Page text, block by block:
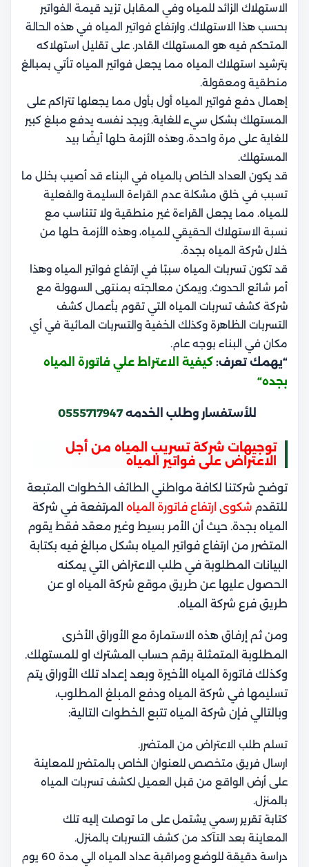
الاستهلاك الزائد للمياه وفي المقابل تزيد قيمة الفواتير
بحسب هذا الاستهلاك. وارتفاع فواتير المياه في هذه الحالة
المتحكم فيه هو المستهلك القادر. على تقليل استهلاكه
بترشيد استهلاك المياه مما يجعل فواتير المياه تأتي بمبالغ
منطقية ومعقولة.
إهمال دفع فواتير المياه أول بأول مما يجعلها تتراكم على
المستهلك بشكل سيء للغاية. ويجد نفسه يدفع مبلغ كبير
للغاية على مرة واحدة، وهذه الأزمة حلها أيضًا بيد
المستهلك.
قد يكون العداد الخاص بالمياه في البناء قد أصيب بخلل ما
تسبب في خلق مشكلة عدم القراءة السليمة والفعلية
للمياه. مما يجعل القراءة غير منطقية ولا تتناسب مع
نسبة الاستهلاك الحقيقي للمياه، وهذه الأزمة حلها من
خلال شركة المياه بجدة.
قد تكون تسربات المياه سببًا في ارتفاع فواتير المياه وهذا
أمر شائع الحدوث. ويمكن معالجته بمنتهى السهولة مع
شركة كشف تسربات المياه التي تقوم بأعمال كشف
التسربات الظاهرة وكذلك الخفية والتسربات المائية في أي
مكان في البناء بوجه عام.
“يهمك تعرف: كيفية الاعتراط علي فاتورة المياه
بجده“
للأستفسار وطلب الخدمه 0555717947
توجيهات شركة تسريب المياه من أجل
الاعتراض على فواتير المياه
توضح شركتنا لكافة مواطني الطائف الخطوات المتبعة
للتقدم شكوى ارتفاع فاتورة المياه المرتفعة في شركة
المياه بجدة. حيث أن الأمر بسيط وغير معقد فقط يقوم
المتضرر من ارتفاع فواتير المياه بشكل مبالغ فيه بكتابة
البيانات المطلوبة في طلب الاعتراض التي يمكنه
الحصول عليها عن طريق موقع شركة المياه او عن
طريق فرع شركة المياه.
ومن ثم إرفاق هذه الاستمارة مع الأوراق الأخرى
المطلوبة المتمثلة برقم حساب المشترك او للمستهلك.
وكذلك فاتورة المياه الأخيرة وبعد إعداد تلك الأوراق يتم
تسليمها في شركة المياه ودفع المبلغ المطلوب،
وبالتالي فإن شركة المياه تتبع الخطوات التالية:
تسلم طلب الاعتراض من المتضرر.
ارسال فريق متخصص للعنوان الخاص بالمتضرر للمعاينة
على أرض الواقع من قبل العميل لكشف تسربات المياه
بالمنزل.
كتابة تقرير رسمي يشتمل على ما توصلت إليه تلك
المعاينة بعد التآكد من كشف التسربات بالمنزل.
دراسة دقيقة للوضع ومراقبة عداد المياه الي مدة 60 يوم